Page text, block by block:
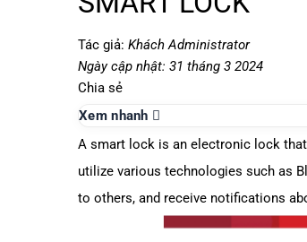
Tác giả: Khách Administrator
Ngày cập nhật: 31 tháng 3 2024
Chia sẻ
Xem nhanh
A smart lock is an electronic lock
utilize various technologies such as
to others, and receive notifications